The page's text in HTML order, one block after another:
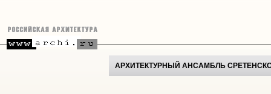
АРХИТЕКТУРНЫЙ АНСАМБЛЬ